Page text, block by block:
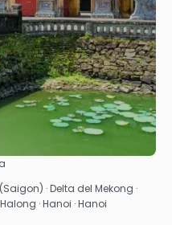
· Delta del Mekong ·
· Hanoi · Hanoi